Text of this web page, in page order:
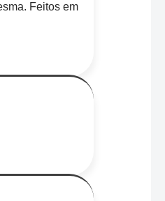
Feitos em